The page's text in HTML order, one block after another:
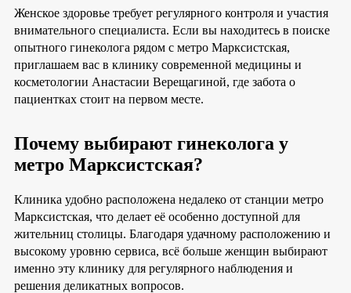
Женское здоровье требует регулярного контроля и участия
внимательного специалиста. Если вы находитесь в поиске
опытного гинеколога рядом с метро Марксистская,
приглашаем вас в клинику современной медицины и
косметологии Анастасии Верещагиной, где забота о
пациентках стоит на первом месте.
Почему выбирают гинеколога у
метро Марксистская?
Клиника удобно расположена недалеко от станции метро
Марксистская, что делает её особенно доступной для
жительниц столицы. Благодаря удачному расположению и
высокому уровню сервиса, всё больше женщин выбирают
именно эту клинику для регулярного наблюдения и
решения деликатных вопросов.